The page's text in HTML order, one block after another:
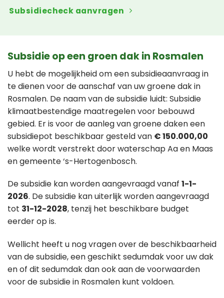
Subsidiecheck aanvragen
Subsidie op een groen dak in Rosmalen
U hebt de mogelijkheid om een subsidieaanvraag in
te dienen voor de aanschaf van uw groene dak in
Rosmalen. De naam van de subsidie luidt: Subsidie
klimaatbestendige maatregelen voor bebouwd
gebied. Er is voor de aanleg van groene daken een
subsidiepot beschikbaar gesteld van € 150.000,00
welke wordt verstrekt door waterschap Aa en Maas
en gemeente ‘s-Hertogenbosch.
De subsidie kan worden aangevraagd vanaf 1-1-
2026. De subsidie kan uiterlijk worden aangevraagd
tot 31-12-2028, tenzij het beschikbare budget
eerder op is.
Wellicht heeft u nog vragen over de beschikbaarheid
van de subsidie, een geschikt sedumdak voor uw dak
en of dit sedumdak dan ook aan de voorwaarden
voor de subsidie in Rosmalen kunt voldoen.